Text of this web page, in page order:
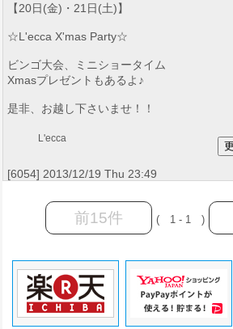
【20日(金)・21日(土)】
☆L'ecca X'mas Party☆
ビンゴ大会、ミニショータイム
Xmasプレゼントもあるよ♪
是非、お越し下さいませ！！
L'ecca
[6054] 2013/12/19 Thu 23:49
前15件 ( 1 - 1 )